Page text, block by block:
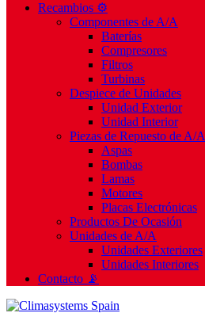
Recambios ⚙️
Componentes de A/A
Baterías
Compresores
Filtros
Turbinas
Despiece de Unidades
Unidad Exterior
Unidad Interior
Piezas de Repuesto de A/A
Aspas
Bombas
Lamas
Motores
Placas Electrónicas
Productos De Ocasión
Unidades de A/A
Unidades Exteriores
Unidades Interiores
Contacto 📡